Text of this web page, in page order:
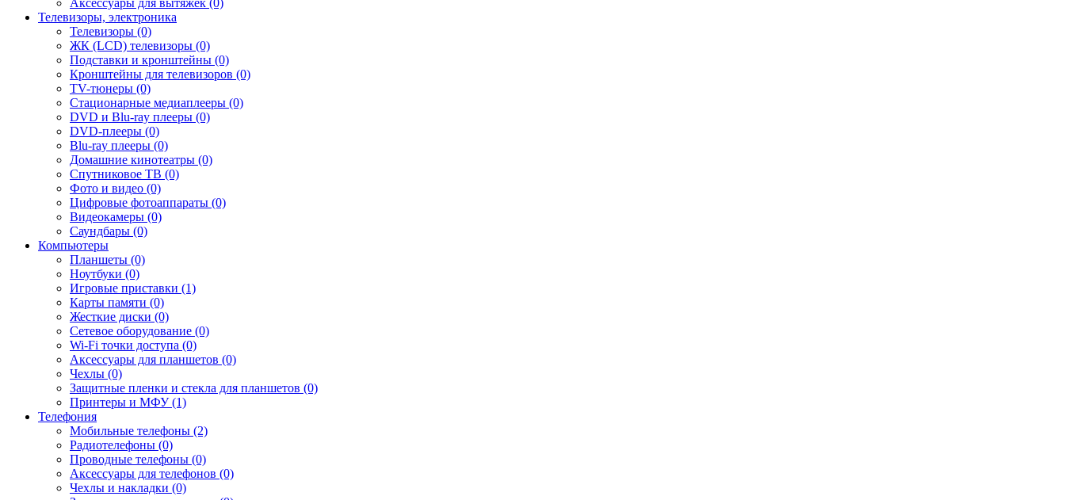
Телевизоры, электроника
Телевизоры (0)
ЖК (LCD) телевизоры (0)
Подставки и кронштейны (0)
Кронштейны для телевизоров (0)
TV-тюнеры (0)
Стационарные медиаплееры (0)
DVD и Blu-ray плееры (0)
DVD-плееры (0)
Blu-ray плееры (0)
Домашние кинотеатры (0)
Спутниковое ТВ (0)
Фото и видео (0)
Цифровые фотоаппараты (0)
Видеокамеры (0)
Саундбары (0)
Компьютеры
Планшеты (0)
Ноутбуки (0)
Игровые приставки (1)
Карты памяти (0)
Жесткие диски (0)
Сетевое оборудование (0)
Wi-Fi точки доступа (0)
Аксессуары для планшетов (0)
Чехлы (0)
Защитные пленки и стекла для планшетов (0)
Принтеры и МФУ (1)
Телефония
Мобильные телефоны (2)
Радиотелефоны (0)
Проводные телефоны (0)
Аксессуары для телефонов (0)
Чехлы и накладки (0)